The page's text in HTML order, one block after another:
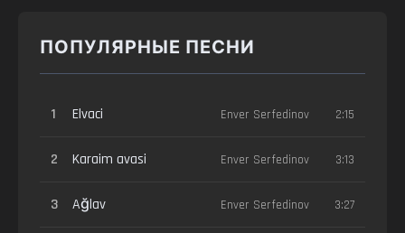
ПОПУЛЯРНЫЕ ПЕСНИ
1 Elvaci Enver Serfedinov 2:15
2 Karaim avasi Enver Serfedinov 3:13
3 Ağlav Enver Serfedinov 3:27